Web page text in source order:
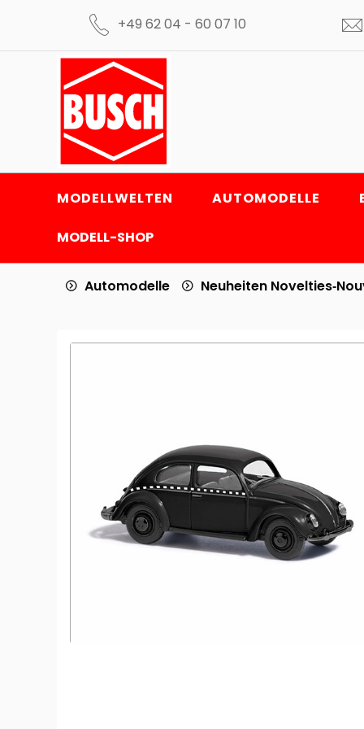
+49 62 04 - 60 07 10
MODELLWELTEN AUTOMODELLE
MODELL-SHOP
Automodelle Neuheiten